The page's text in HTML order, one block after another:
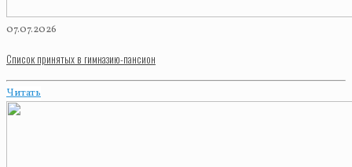
07.07.2026
Список принятых в гимназию-пансион
Читать